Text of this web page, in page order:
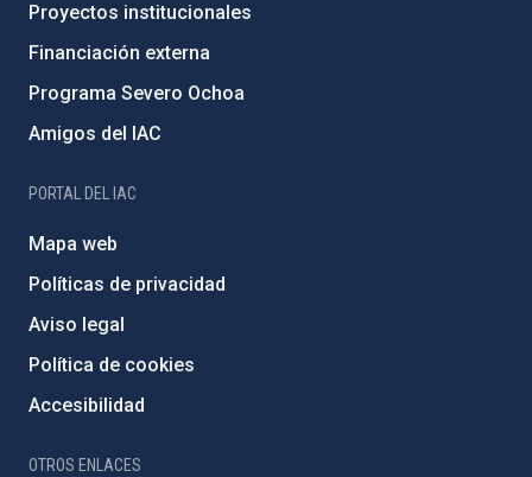
Proyectos institucionales
Financiación externa
Programa Severo Ochoa
Amigos del IAC
PORTAL DEL IAC
Mapa web
Políticas de privacidad
Aviso legal
Política de cookies
Accesibilidad
OTROS ENLACES